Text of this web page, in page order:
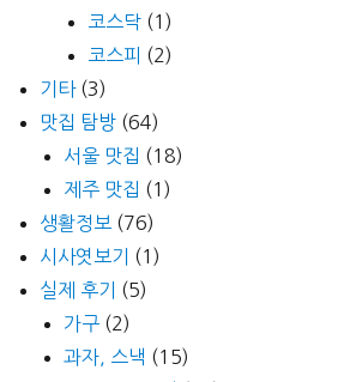
코스닥 (1)
코스피 (2)
기타(3)
맛집 탐방 (64)
서울 맛집 (18)
제주 맛집 (1)
생활정보 (76)
시사엿보기
(1)
실제 후기
(5)
가구 (2)
과자, 스낵 (15)